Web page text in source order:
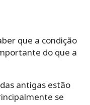
que a condição
do que a
antigas estão
se